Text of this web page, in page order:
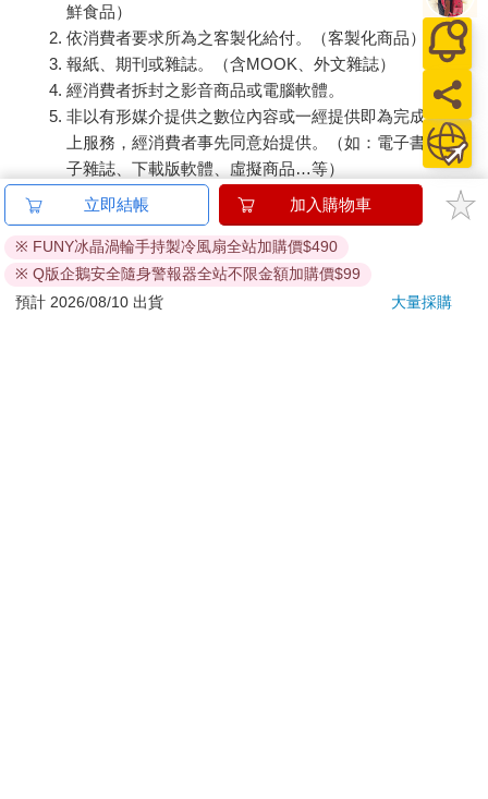
鮮食品）
依消費者要求所為之客製化給付。（客製化商品）
報紙、期刊或雜誌。（含MOOK、外文雜誌）
經消費者拆封之影音商品或電腦軟體。
非以有形媒介提供之數位內容或一經提供即為完成之線
上服務，經消費者事先同意始提供。（如：電子書、電
子雜誌、下載版軟體、虛擬商品…等）
已拆封之個人衛生用品。（如：內衣褲、刮鬍刀、除毛
刀…等）
若非上列種類商品，均享有到貨7天的猶豫期（含例假
日）。
辦理退換貨時，商品（組合商品恕無法接受單獨退貨）必須
立即結帳 加入購物車
※ FUNY冰晶渦輪手持製冷風扇全站加購價$490
※ Q版企鵝安全隨身警報器全站不限金額加購價$99
預計 2026/08/10 出貨
大量採購